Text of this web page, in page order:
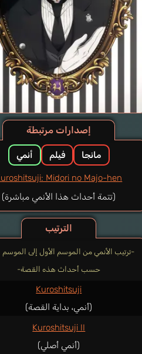
إصدارات مرتبطة
مانجا فيلم أنمي
Midori no Majo-hen
(تتمة أحداث هذا الأنمي مباشرة)
الترتيب
-ترتيب الأنمي من الموسم الأول إلى الموسم
حسب أحداث هذه القصة-
Kuroshitsuji
(أنمي، بداية القصة)
Kuroshitsuji II
(أنمي أصلي)